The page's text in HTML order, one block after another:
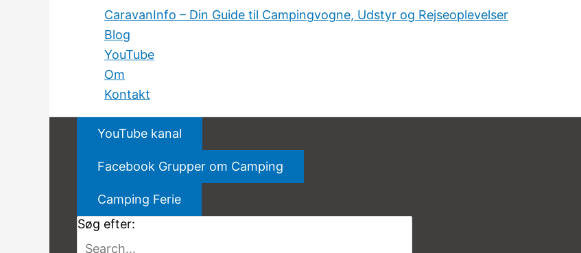
CaravanInfo – Din Guide til Campingvogne, Udstyr og Rejseoplevelser
Blog
YouTube
Om
Kontakt
YouTube kanal
Facebook Grupper om Camping
Camping Ferie
Søg efter: